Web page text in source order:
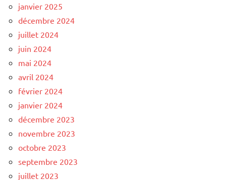
janvier 2025
décembre 2024
juillet 2024
juin 2024
mai 2024
avril 2024
février 2024
janvier 2024
décembre 2023
novembre 2023
octobre 2023
septembre 2023
juillet 2023